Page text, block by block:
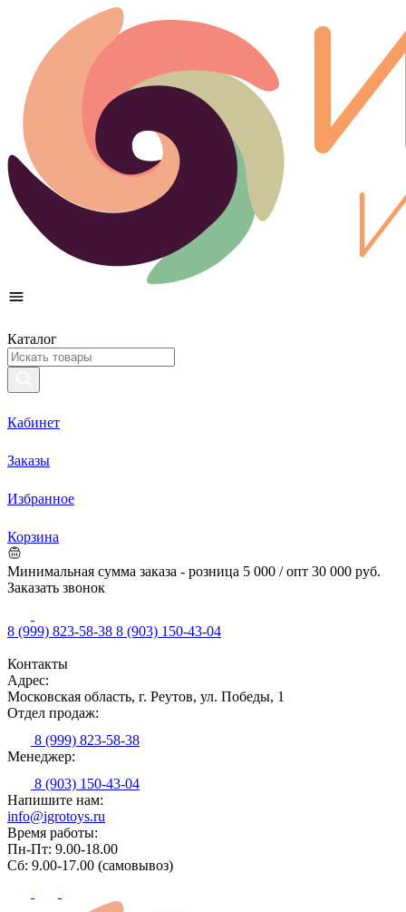
Каталог
Кабинет
Заказы
Избранное
Корзина
Минимальная сумма заказа - розница 5 000 / опт 30 000 руб.
Заказать звонок
8 (999) 823-58-38 8 (903) 150-43-04
Контакты
Адрес:
Московская область, г. Реутов, ул. Победы, 1
Отдел продаж:
8 (999) 823-58-38
Менеджер:
8 (903) 150-43-04
Напишите нам:
info@igrotoys.ru
Время работы:
Пн-Пт: 9.00-18.00
Сб: 9.00-17.00 (самовывоз)